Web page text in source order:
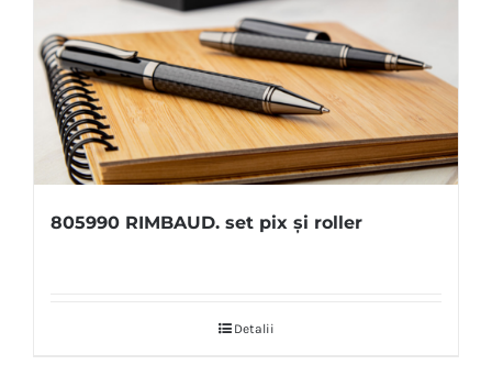
805990 RIMBAUD. set pix și roller
Detalii